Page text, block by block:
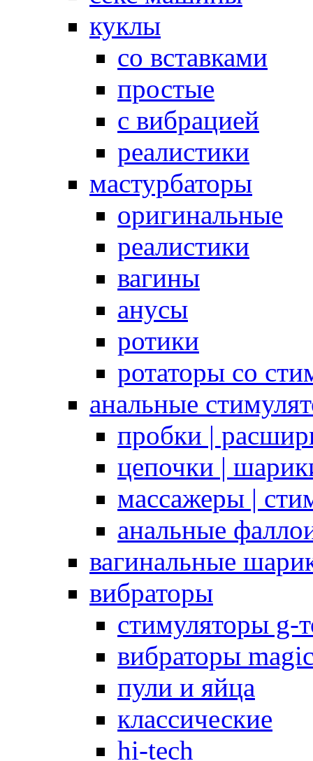
куклы
со вставками
простые
с вибрацией
реалистики
мастурбаторы
оригинальные
реалистики
вагины
анусы
ротики
ротаторы со
анальные
пробки |
цепочки |
массажеры |
анальные
вагинальные
вибраторы
стимуляторы g-
вибраторы
пули и яйца
классические
hi-tech